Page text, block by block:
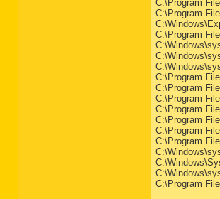
C:\Program
C:\Program
C:\Program
C:\Program
C:\Program
C:\Program
C:\Program
C:\Program
C:\Program
C:\Program
C:\Program